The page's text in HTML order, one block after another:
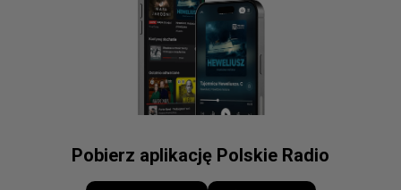
Pobierz aplikację Polskie Radio